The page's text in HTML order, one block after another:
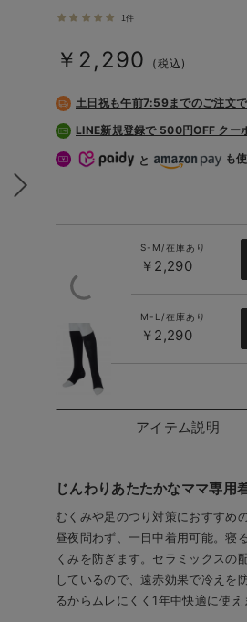
1件
￥2,290 (税込)
土日祝も午前7:59までのご注文
LINE新規登録で 500円OFF クー
と も
ブラック
S-M/在庫あり
￥2,290
M-L/在庫あり
￥2,290
アイテム説明
じんわりあたたかなママ専用
むくみや足のつり対策におすすめ
昼夜問わず、一日中着用可能。寝
くみを防ぎます。セラミックスの
しているので、遠赤効果で冷えを
るからムレにくく1年中快適に使え